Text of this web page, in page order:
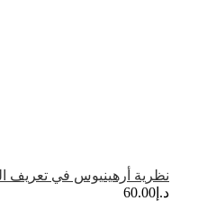
نظرية أرهينيوس في تعريف
60.00